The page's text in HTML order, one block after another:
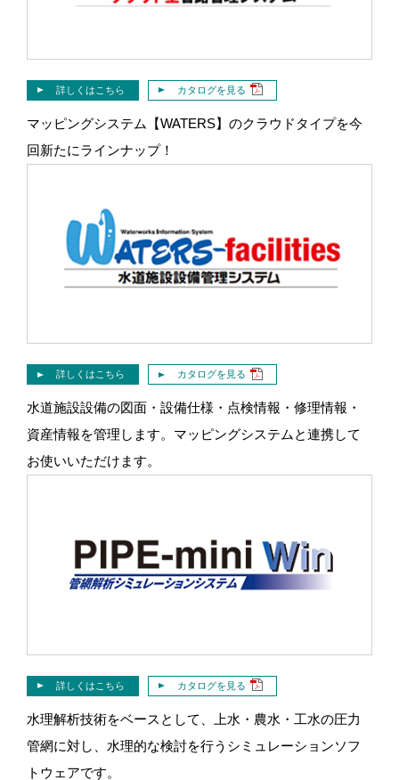
詳しくはこちら カタログを見る
マッピングシステム【WATERS】のクラウドタイプを今
回新たにラインナップ！
詳しくはこちら カタログを見る
水道施設設備の図面・設備仕様・点検情報・修理情報・
資産情報を管理します。マッピングシステムと連携して
お使いいただけます。
詳しくはこちら カタログを見る
水理解析技術をベースとして、上水・農水・工水の圧力
管網に対し、水理的な検討を行うシミュレーションソフ
トウェアです。